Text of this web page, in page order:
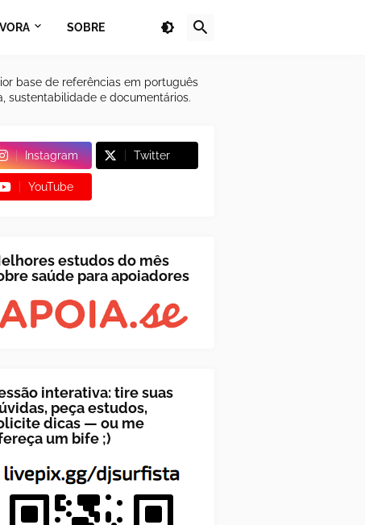
SOBRE
base de referências em português
sustentabilidade e documentários.
Instagram Twitter
YouTube
estudos do mês
saúde para apoiadores
interativa: tire suas
peça estudos,
dicas — ou me
um bife ;)